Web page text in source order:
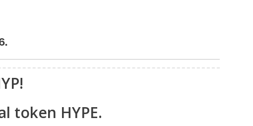
token HYPE.